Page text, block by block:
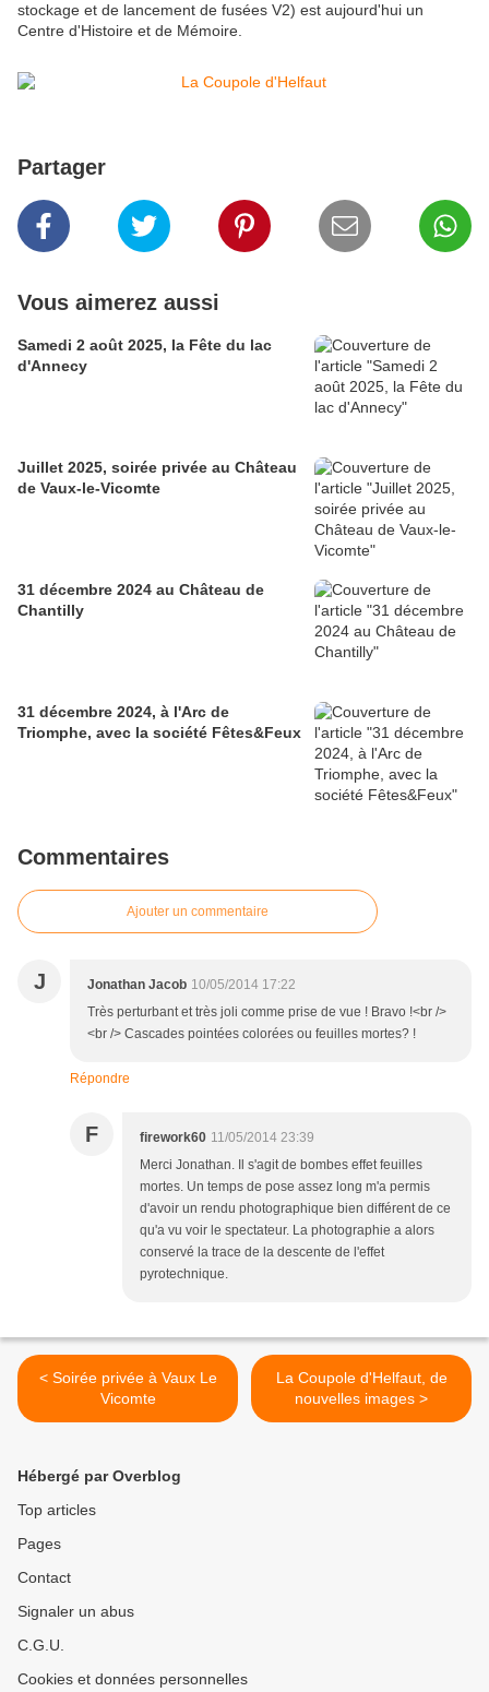
stockage et de lancement de fusées V2) est aujourd'hui un
Centre d'Histoire et de Mémoire.
Partager
Vous aimerez aussi
Samedi 2 août 2025, la Fête du lac
d'Annecy
Juillet 2025, soirée privée au Château
de Vaux-le-Vicomte
31 décembre 2024 au Château de
Chantilly
31 décembre 2024, à l'Arc de
Triomphe, avec la société Fêtes&Feux
Commentaires
Ajouter un commentaire
J Jonathan Jacob 10/05/2014 17:22
Très perturbant et très joli comme prise de vue ! Bravo !<br />
<br /> Cascades pointées colorées ou feuilles mortes? !
Répondre
F firework60 11/05/2014 23:39
Merci Jonathan. Il s'agit de bombes effet feuilles
mortes. Un temps de pose assez long m'a permis
d'avoir un rendu photographique bien différent de ce
qu'a vu voir le spectateur. La photographie a alors
conservé la trace de la descente de l'effet
pyrotechnique.
< Soirée privée à Vaux Le
Vicomte
La Coupole d'Helfaut, de
nouvelles images >
Hébergé par Overblog
Top articles
Pages
Contact
Signaler un abus
C.G.U.
Cookies et données personnelles